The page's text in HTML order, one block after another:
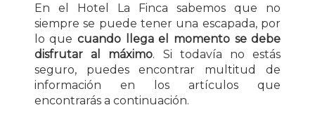
En el Hotel La Finca sabemos que no
siempre se puede tener una escapada, por
lo que cuando llega el momento se debe
disfrutar al máximo. Si todavía no estás
seguro, puedes encontrar multitud de
información en los artículos que
encontrarás a continuación.